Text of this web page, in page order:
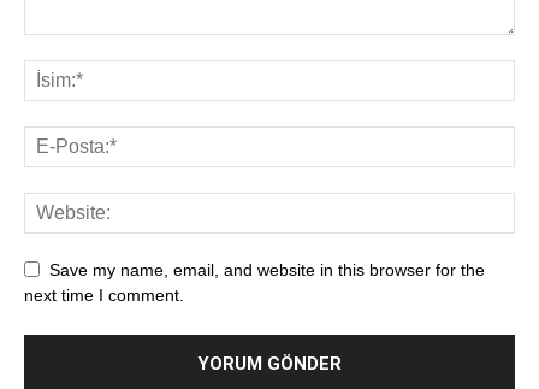
Save my name, email, and website in this browser for the
next time I comment.